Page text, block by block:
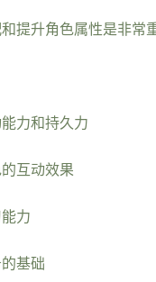
提升角色属性是非常
力和持久力
互动效果
力
基础